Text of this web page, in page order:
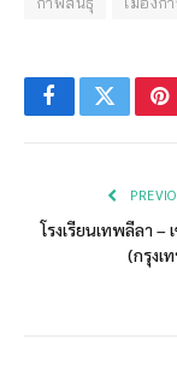
FacebookTwitter
โรงเรียนเทพลีลา –
(กรุงเ